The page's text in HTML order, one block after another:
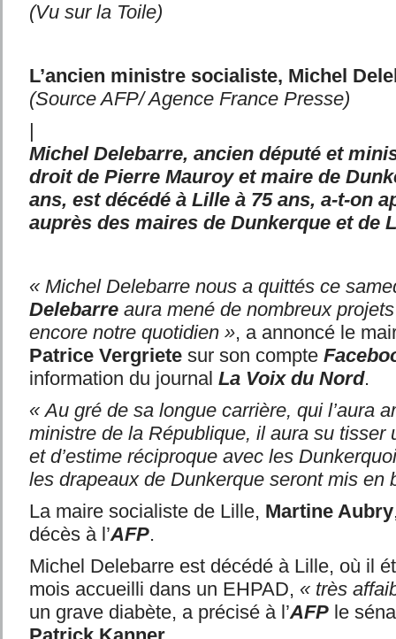
(Vu sur la Toile)
L’ancien ministre socialiste, Michel
(Source AFP/ Agence France Presse)
|
Michel Delebarre, ancien député et
droit de Pierre Mauroy et maire de
ans, est décédé à Lille à 75 ans, a-t-on
auprès des maires de Dunkerque et de
« Michel Delebarre nous a quittés ce
Delebarreaura mené de nombreux
encore notre quotidien », a annoncé le
Patrice Vergrietesur son compte
information du journal La Voix du Nord.
« Au gré de sa longue carrière, qui l’aura
ministre de la République, il aura su tisser
et d’estime réciproque avec les
les drapeaux de Dunkerque seront mis en
La maire socialiste de Lille, Martine Aubry
décès à l’AFP.
Michel Delebarre est décédé à Lille, où il
mois accueilli dans un EHPAD, « très
un grave diabète, a précisé à l’AFPle